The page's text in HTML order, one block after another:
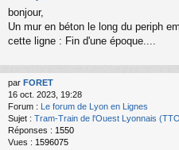
bonjour,
Un mur en béton le long du periph
cette ligne : Fin d'une époque....
par FORET
16 oct. 2023, 19:28
Forum : Le forum de Lyon en Lignes
Sujet : Tram-Train de l'Ouest Lyonnais
Réponses : 1550
Vues : 1596075